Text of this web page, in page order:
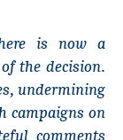
is now a
the decision.
undermining
campaigns on
comments